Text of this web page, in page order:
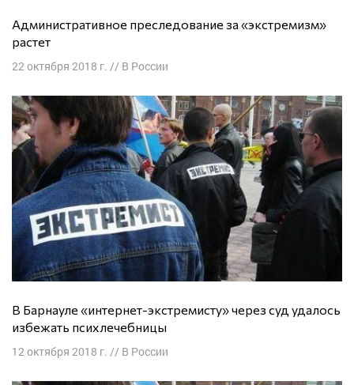
Административное преследование за «экстремизм»
растет
22 октября 2018 г. // В России
В Барнауле «интернет-экстремисту» через суд удалось
избежать психлечебницы
12 октября 2018 г. // В России